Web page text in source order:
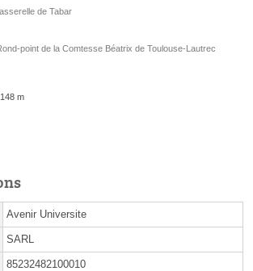
de Tabar
point de la Comtesse Béatrix de Toulouse-Lautrec
m
Avenir Universite
SARL
85232482100010